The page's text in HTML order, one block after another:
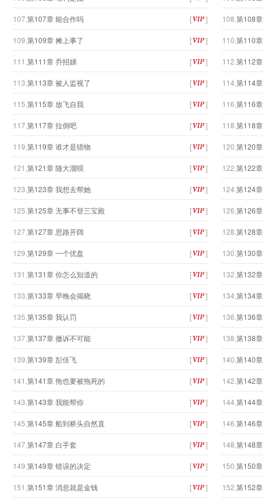
107.第107章 能合作吗 [ ] 108. 第108
109. 第109章 摊上事了 [ ] 110. 第110
111. 第111章 乔招娣 [ ] 112. 第112
113. 第113章 被人监视了 [ ] 114. 第114
115. 第115章 放飞自我 [ ] 116. 第116
117.第117章 拉倒吧 [ ] 118. 第118
119. 第119章 谁才是猎物 [ ] 120. 第120
121. 第121章 随大溜呗 [ ] 122. 第122
123. 第123章 我想去帮她 [ ] 124. 第124
125. 第125章 无事不登三宝殿 [ ] 126. 第126
127.第127章 思路开阔 [ ] 128. 第128
129. 第129章 一个优盘 [ ] 130. 第130
131. 第131章 你怎么知道的 [ ] 132. 第132
133. 第133章 早晚会揭晓 [ ] 134. 第134
135. 第135章 我认罚 [ ] 136. 第136
137.第137章 撤诉不可能 [ ] 138. 第138
139. 第139章 彭佳飞 [ ] 140. 第140
141. 第141章 拖也要被拖死的 [ ] 142. 第142
143. 第143章 我能帮你 [ ] 144. 第144
145. 第145章 船到桥头自然直 [ ] 146. 第146
147.第147章 白手套 [ ] 148. 第148
149. 第149章 错误的决定 [ ] 150. 第150
151. 第151章 消息就是金钱 [ ] 152. 第152